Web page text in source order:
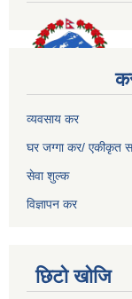
व्यवसाय कर
घर जग्गा कर/ एकीकृत
सेवा शुल्क
विज्ञापन कर
छिटो खोजि